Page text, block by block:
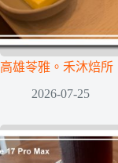
高雄苓雅。禾沐焙所
2026-07-25